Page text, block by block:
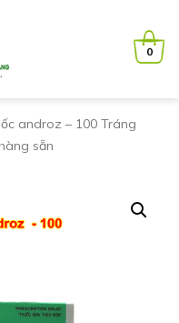
0
androz – 100 Tráng
sẵn